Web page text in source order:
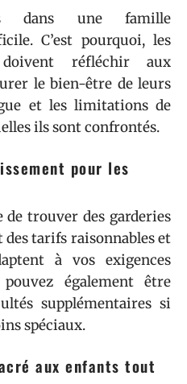
dans une famille
C’est pourquoi, les
réfléchir aux
le bien-être de leurs
et les limitations de
ils sont confrontés.
pour les
trouver des garderies
des tarifs raisonnables et
à vos exigences
pouvez également être
supplémentaires si
spéciaux.
aux enfants tout